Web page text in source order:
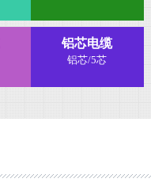
铝芯电缆
铝芯/5芯